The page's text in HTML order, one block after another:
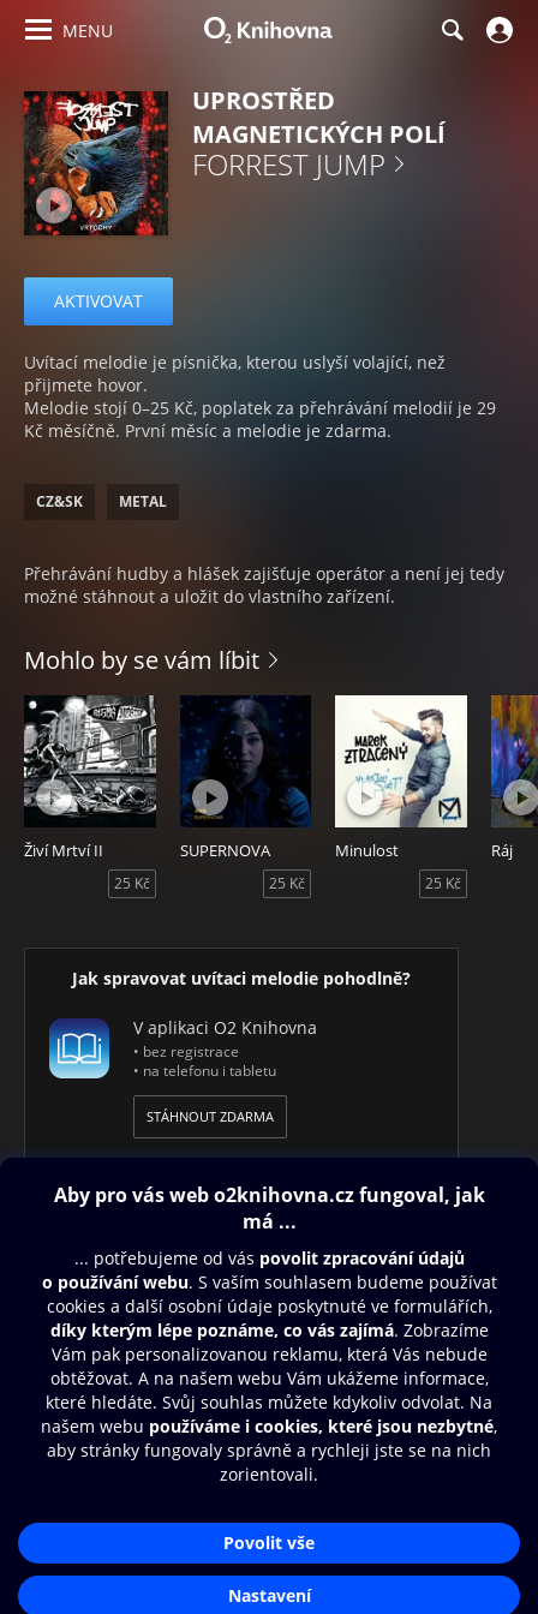
MENU
UPROSTŘED
MAGNETICKÝCH POLÍ
FORREST JUMP
AKTIVOVAT
Uvítací melodie je písnička, kterou uslyší volající, než
přijmete hovor.
Melodie stojí 0–25 Kč, poplatek za přehrávání melodií je 29
Kč měsíčně. První měsíc a melodie je zdarma.
CZ&SK METAL
Přehrávání hudby a hlášek zajišťuje operátor a není jej tedy
možné stáhnout a uložit do vlastního zařízení.
Mohlo by se vám líbit
Živí Mrtví II
25 Kč
SUPERNOVA
25 Kč
Minulost
25 Kč
Ráj
Jak spravovat uvítaci melodie pohodlně?
V aplikaci O2 Knihovna
• bez registrace
• na telefonu i tabletu
STÁHNOUT ZDARMA
Obsah ke stažení
Moje O2 Knihovna
Další zábava
© O2 Czech Republic a.s.
Zásady zpracování osobních údajůAplikace O2 Knihovna
Čti a poslouchej své e-knihy a